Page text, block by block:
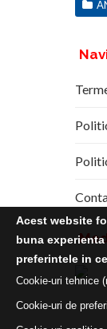
Acest website
buna
preferintele in
Cookie-uri tehnice
Cookie-uri de